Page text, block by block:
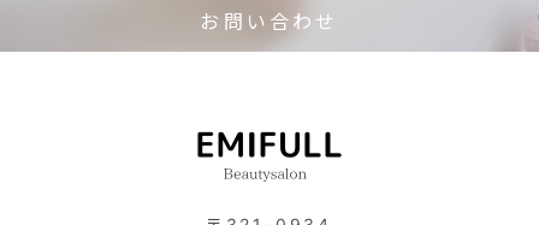
お問い合わせ